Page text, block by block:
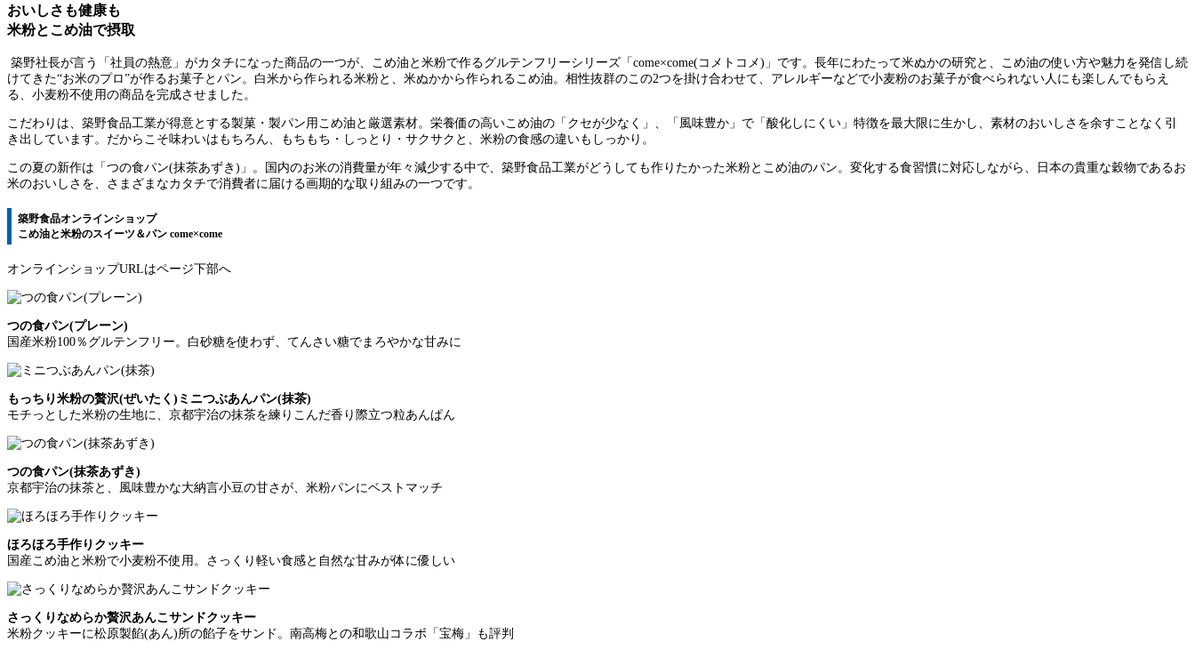
おいしさも健康も
米粉とこめ油で摂取
築野社長が言う「社員の熱意」がカタチになった商品の一つが、こめ油と米粉で作るグルテンフリーシリーズ「come×come(コメトコメ)」です。長年にわたって米ぬかの研究と、こめ油の使い方や魅力を発信し続
けてきた“お米のプロ”が作るお菓子とパン。白米から作られる米粉と、米ぬかから作られるこめ油。相性抜群のこの2つを掛け合わせて、アレルギーなどで小麦粉のお菓子が食べられない人にも楽しんでもらえ
る、小麦粉不使用の商品を完成させました。
こだわりは、築野食品工業が得意とする製菓・製パン用こめ油と厳選素材。栄養価の高いこめ油の「クセが少なく」、「風味豊か」で「酸化しにくい」特徴を最大限に生かし、素材のおいしさを余すことなく引
き出しています。だからこそ味わいはもちろん、もちもち・しっとり・サクサクと、米粉の食感の違いもしっかり。
この夏の新作は「つの食パン(抹茶あずき)」。国内のお米の消費量が年々減少する中で、築野食品工業がどうしても作りたかった米粉とこめ油のパン。変化する食習慣に対応しながら、日本の貴重な穀物であるお
米のおいしさを、さまざまなカタチで消費者に届ける画期的な取り組みの一つです。
築野食品オンラインショップ
こめ油と米粉のスイーツ＆パン come×come
オンラインショップURLはページ下部へ
つの食パン(プレーン)
国産米粉100％グルテンフリー。白砂糖を使わず、てんさい糖でまろやかな甘みに
もっちり米粉の贅沢(ぜいたく)ミニつぶあんパン(抹茶)
モチっとした米粉の生地に、京都宇治の抹茶を練りこんだ香り際立つ粒あんぱん
つの食パン(抹茶あずき)
京都宇治の抹茶と、風味豊かな大納言小豆の甘さが、米粉パンにベストマッチ
ほろほろ手作りクッキー
国産こめ油と米粉で小麦粉不使用。さっくり軽い食感と自然な甘みが体に優しい
さっくりなめらか贅沢あんこサンドクッキー
米粉クッキーに松原製餡(あん)所の餡子をサンド。南高梅との和歌山コラボ「宝梅」も評判